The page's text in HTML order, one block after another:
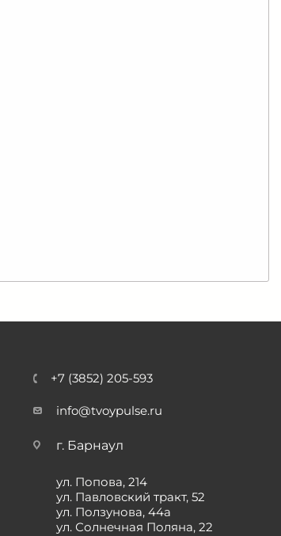
+7 (3852) 205-593
info@tvoypulse.ru
г. Барнаул
ул. Попова, 214
ул. Павловский тракт, 52
ул. Ползунова, 44а
ул. Солнечная Поляна, 22